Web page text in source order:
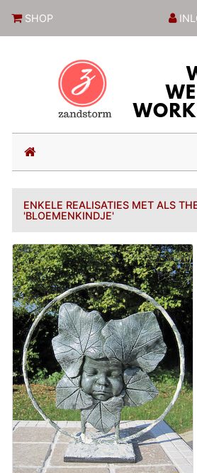
SHOP
(current)
ENKELE REALISATIES MET ALS
'BLOEMENKINDJE'